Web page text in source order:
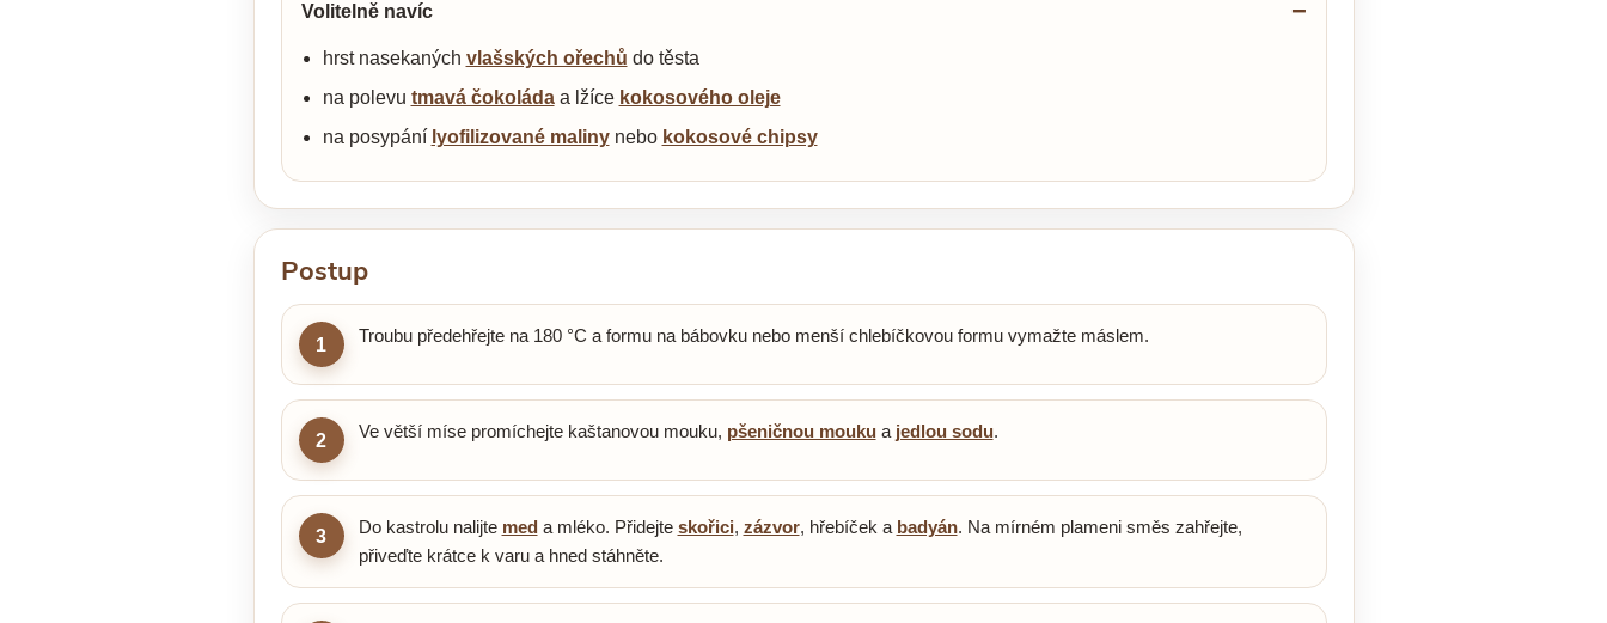
Volitelně navíc
hrst nasekaných vlašských ořechů do těsta
na polevu tmavá čokoládaa lžíce kokosového oleje
na posypání lyofilizované malinynebo kokosové chipsy
Postup
1 Troubu předehřejte na 180 °C a formu na bábovku nebo menší chlebíčkovou formu vymažte máslem.
2 Ve větší míse promíchejte kaštanovou mouku, pšeničnou moukua jedlou sodu.
3 Do kastrolu nalijte meda mléko. Přidejte skořici, zázvor, hřebíček a badyán. Na mírném plameni směs zahřejte,
přiveďte krátce k varu a hned stáhněte.